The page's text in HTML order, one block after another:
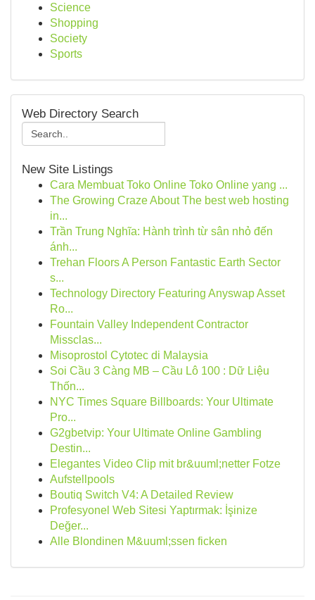
Science
Shopping
Society
Sports
Web Directory Search
New Site Listings
Cara Membuat Toko Online Toko Online yang ...
The Growing Craze About The best web hosting
in...
Trần Trung Nghĩa: Hành trình từ sân nhỏ đến
ánh...
Trehan Floors A Person Fantastic Earth Sector
s...
Technology Directory Featuring Anyswap Asset
Ro...
Fountain Valley Independent Contractor
Missclas...
Misoprostol Cytotec di Malaysia
Soi Cầu 3 Càng MB – Cầu Lô 100 : Dữ Liệu
Thốn...
NYC Times Square Billboards: Your Ultimate
Pro...
G2gbetvip: Your Ultimate Online Gambling
Destin...
Elegantes Video Clip mit br&uuml;netter Fotze
Aufstellpools
Boutiq Switch V4: A Detailed Review
Profesyonel Web Sitesi Yaptırmak: İşinize
Değer...
Alle Blondinen M&uuml;ssen ficken